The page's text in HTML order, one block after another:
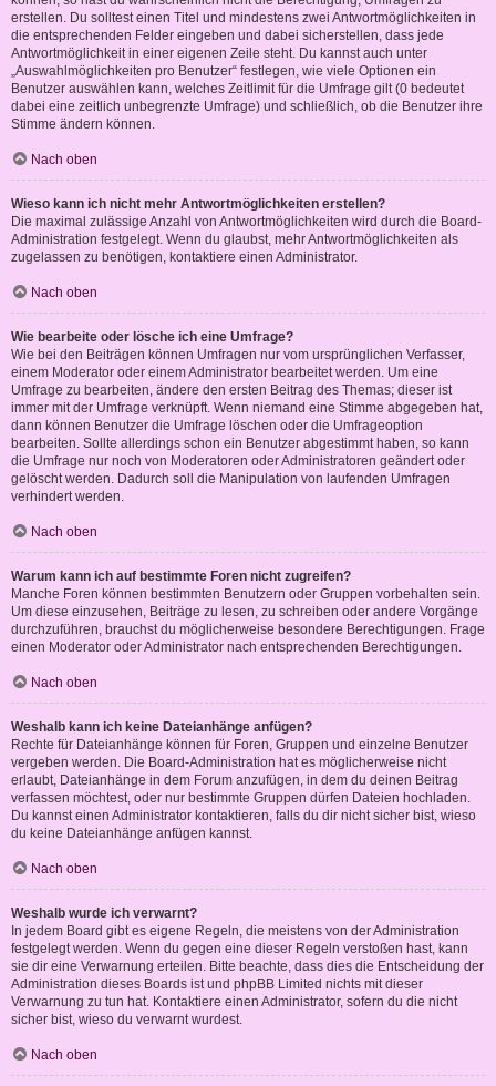
erstellen. Du solltest einen Titel und mindestens zwei Antwortmöglichkeiten in
die entsprechenden Felder eingeben und dabei sicherstellen, dass jede
Antwortmöglichkeit in einer eigenen Zeile steht. Du kannst auch unter
„Auswahlmöglichkeiten pro Benutzer“ festlegen, wie viele Optionen ein
Benutzer auswählen kann, welches Zeitlimit für die Umfrage gilt (0 bedeutet
dabei eine zeitlich unbegrenzte Umfrage) und schließlich, ob die Benutzer ihre
Stimme ändern können.
Nach oben
Wieso kann ich nicht mehr Antwortmöglichkeiten erstellen?
Die maximal zulässige Anzahl von Antwortmöglichkeiten wird durch die Board-
Administration festgelegt. Wenn du glaubst, mehr Antwortmöglichkeiten als
zugelassen zu benötigen, kontaktiere einen Administrator.
Nach oben
Wie bearbeite oder lösche ich eine Umfrage?
Wie bei den Beiträgen können Umfragen nur vom ursprünglichen Verfasser,
einem Moderator oder einem Administrator bearbeitet werden. Um eine
Umfrage zu bearbeiten, ändere den ersten Beitrag des Themas; dieser ist
immer mit der Umfrage verknüpft. Wenn niemand eine Stimme abgegeben hat,
dann können Benutzer die Umfrage löschen oder die Umfrageoption
bearbeiten. Sollte allerdings schon ein Benutzer abgestimmt haben, so kann
die Umfrage nur noch von Moderatoren oder Administratoren geändert oder
gelöscht werden. Dadurch soll die Manipulation von laufenden Umfragen
verhindert werden.
Nach oben
Warum kann ich auf bestimmte Foren nicht zugreifen?
Manche Foren können bestimmten Benutzern oder Gruppen vorbehalten sein.
Um diese einzusehen, Beiträge zu lesen, zu schreiben oder andere Vorgänge
durchzuführen, brauchst du möglicherweise besondere Berechtigungen. Frage
einen Moderator oder Administrator nach entsprechenden Berechtigungen.
Nach oben
Weshalb kann ich keine Dateianhänge anfügen?
Rechte für Dateianhänge können für Foren, Gruppen und einzelne Benutzer
vergeben werden. Die Board-Administration hat es möglicherweise nicht
erlaubt, Dateianhänge in dem Forum anzufügen, in dem du deinen Beitrag
verfassen möchtest, oder nur bestimmte Gruppen dürfen Dateien hochladen.
Du kannst einen Administrator kontaktieren, falls du dir nicht sicher bist, wieso
du keine Dateianhänge anfügen kannst.
Nach oben
Weshalb wurde ich verwarnt?
In jedem Board gibt es eigene Regeln, die meistens von der Administration
festgelegt werden. Wenn du gegen eine dieser Regeln verstoßen hast, kann
sie dir eine Verwarnung erteilen. Bitte beachte, dass dies die Entscheidung der
Administration dieses Boards ist und phpBB Limited nichts mit dieser
Verwarnung zu tun hat. Kontaktiere einen Administrator, sofern du die nicht
sicher bist, wieso du verwarnt wurdest.
Nach oben